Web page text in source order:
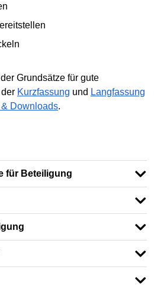
Grundsätze für gute
Kurzfassung und Langfassung
& Downloads.
für Beteiligung